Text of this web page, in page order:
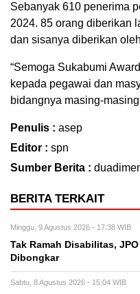
Sebanyak 610 penerima
2024. 85 orang diberikan
dan sisanya diberikan
“Semoga Sukabumi
kepada pegawai dan
bidangnya masing-
Penulis : asep
Editor : spn
Sumber Berita :
BERITA TERKAIT
Minggu, 9 Agustus 2026 - 17:38 WIB
Tak Ramah Disabilitas,
Dibongkar
Sabtu, 8 Agustus 2026 - 15:04 WIB